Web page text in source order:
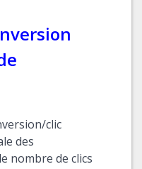
clic
des
nombre de clics